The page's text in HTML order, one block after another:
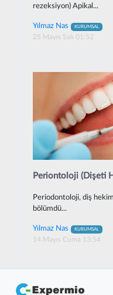
rezeksiyon) Apikal...
Yılmaz Nas KURUMSAL
25 Mayıs Salı 01:52
Periontoloji (Dişeti
Periodontoloji, diş
bölümdü...
Yılmaz Nas KURUMSAL
14 Mayıs Cuma 13:54